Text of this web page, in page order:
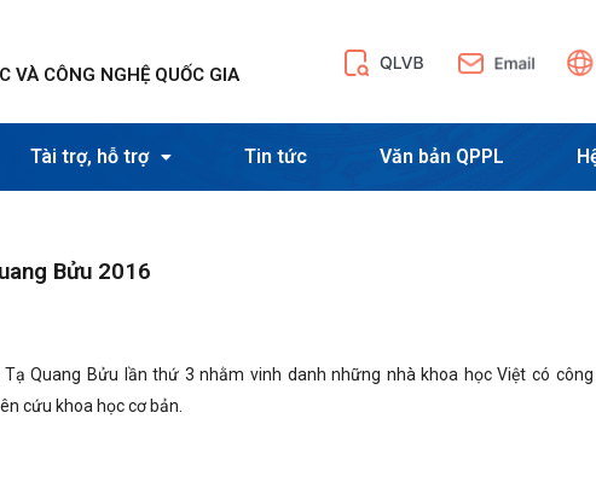
VÀ CÔNG NGHỆ QUỐC GIA
Tài trợ, hỗ trợ Tin tức Văn bản QPPL
Bửu 2016
Quang Bửu lần thứ 3 nhằm vinh danh những nhà khoa học Việt có
cứu khoa học cơ bản.